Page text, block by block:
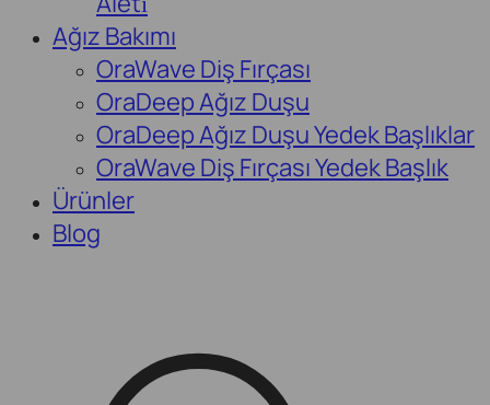
Ağız Bakımı
OraWave Diş Fırçası
OraDeep Ağız Duşu
OraDeep Ağız Duşu Yedek Başlıklar
OraWave Diş Fırçası Yedek Başlık
Ürünler
Blog